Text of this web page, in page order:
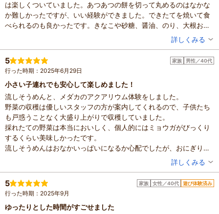
は楽しくついていました。あつあつの餅を切って丸めるのはなかな
か難しかったですが、いい経験ができました。できたてを焼いて食
べられるのも良かったです。きなこや砂糖、醤油、のり、大根おろ
別料金であんこや納豆もありました。食べきれない分は持ち帰り用
にビニール袋に入れてくれます。野菜たっぷりの豚汁とかしわ飯も
とってもおいしかったです。
スタッフの方もとても親切ですし、気軽に色々な体験ができるので
おすすめです。
滞在時間：1～2時間
人数：3人～5人
家族の内訳：お子様
設備の有無：駐車場、トイレ、休憩所
詳しくみる
5 家族 男性／40代
行った時期：2025年6月29日
小さい子連れでも安心して楽しめました！
流しそうめんと、メダカのアクアリウム体験をしました。
野菜の収穫は優しいスタッフの方が案内してくれるので、子供たち
も戸惑うことなく大盛り上がりで収穫していました。
採れたての野菜は本当においしく、個人的にはミョウガがびっくり
するくらい美味しかったです。
流しそうめんはおなかいっぱいになるか心配でしたが、おにぎりが
ついるし、とにかく美味しい野菜をたっぷり食べられるので、大満
メダカのアクアリウムも自分で好きなメダカを選べて、飾りつけを
楽しんだり、想像以上に良い感じの水槽ができあがりました！
野菜は季節によって違うそうなので、定期的に行きたいなーと思っ
ています。
滞在時間：1～2時間
人数：3人～5人
家族の内訳：お子様、配偶者
子供の年齢：0～1歳、4～6歳
詳しくみる
5 家族 女性／40代 遊び体験済み
行った時期：2025年9月
ゆったりとした時間がすごせました